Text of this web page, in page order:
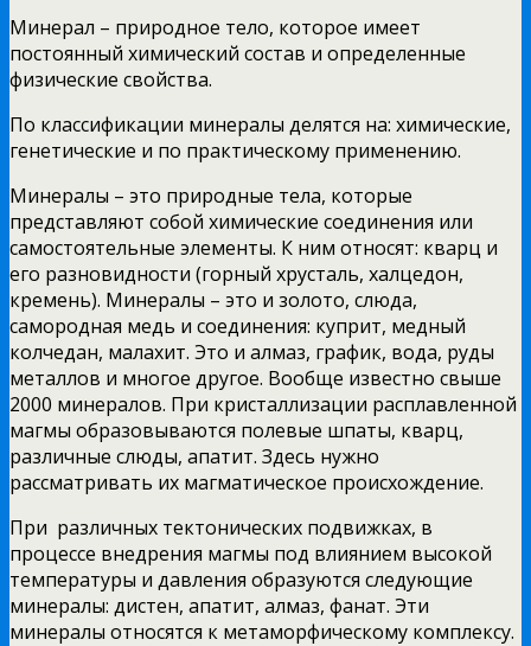
Минерал – природное тело, которое имеет
постоянный химический состав и определенные
физические свойства.
По классификации минералы делятся на: химические,
генетические и по практическому применению.
Минералы – это природные тела, которые
представляют собой химические соединения или
самостоятельные элементы. К ним относят: кварц и
его разновидности (горный хрусталь, халцедон,
кремень). Минералы – это и золото, слюда,
самородная медь и соединения: куприт, медный
колчедан, малахит. Это и алмаз, график, вода, руды
металлов и многое другое. Вообще известно свыше
2000 минералов. При кристаллизации расплавленной
магмы образовываются полевые шпаты, кварц,
различные слюды, апатит. Здесь нужно
рассматривать их магматическое происхождение.
При различных тектонических подвижках, в
процессе внедрения магмы под влиянием высокой
температуры и давления образуются следующие
минералы: дистен, апатит, алмаз, фанат. Эти
минералы относятся к метаморфическому комплексу.